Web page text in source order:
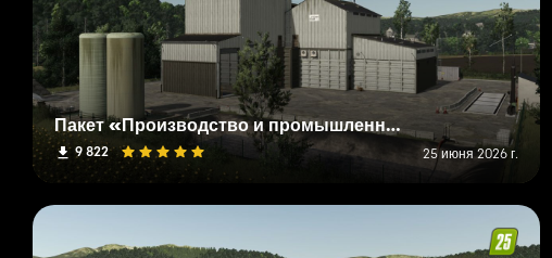
Пакет «Производство и промышленность Мечет»
9 822 25 июня 2026 г.